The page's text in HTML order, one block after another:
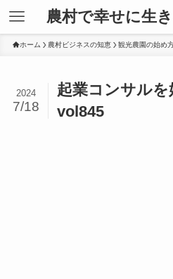
農村で幸せに生
ホーム 農村ビジネスの知恵 観光農園の始め
起業コンサルを
vol845
2024
7/18